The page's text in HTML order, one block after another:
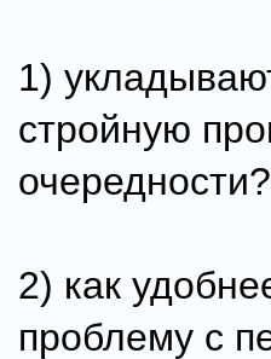
1)
стройную
очередности?
2) как
проблему с